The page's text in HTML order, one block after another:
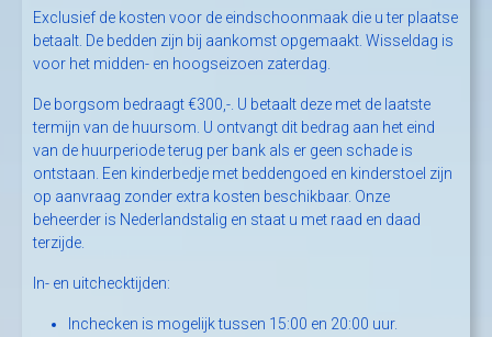
Exclusief de kosten voor de eindschoonmaak die u ter plaatse
betaalt. De bedden zijn bij aankomst opgemaakt. Wisseldag is
voor het midden- en hoogseizoen zaterdag.
De borgsom bedraagt €300,-. U betaalt deze met de laatste
termijn van de huursom. U ontvangt dit bedrag aan het eind
van de huurperiode terug per bank als er geen schade is
ontstaan. Een kinderbedje met beddengoed en kinderstoel zijn
op aanvraag zonder extra kosten beschikbaar. Onze
beheerder is Nederlandstalig en staat u met raad en daad
terzijde.
In- en uitchecktijden:
Inchecken is mogelijk tussen 15:00 en 20:00 uur.